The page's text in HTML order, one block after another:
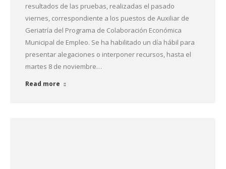
resultados de las pruebas, realizadas el pasado
viernes, correspondiente a los puestos de Auxiliar de
Geriatría del Programa de Colaboración Económica
Municipal de Empleo. Se ha habilitado un día hábil para
presentar alegaciones o interponer recursos, hasta el
martes 8 de noviembre…
Read more